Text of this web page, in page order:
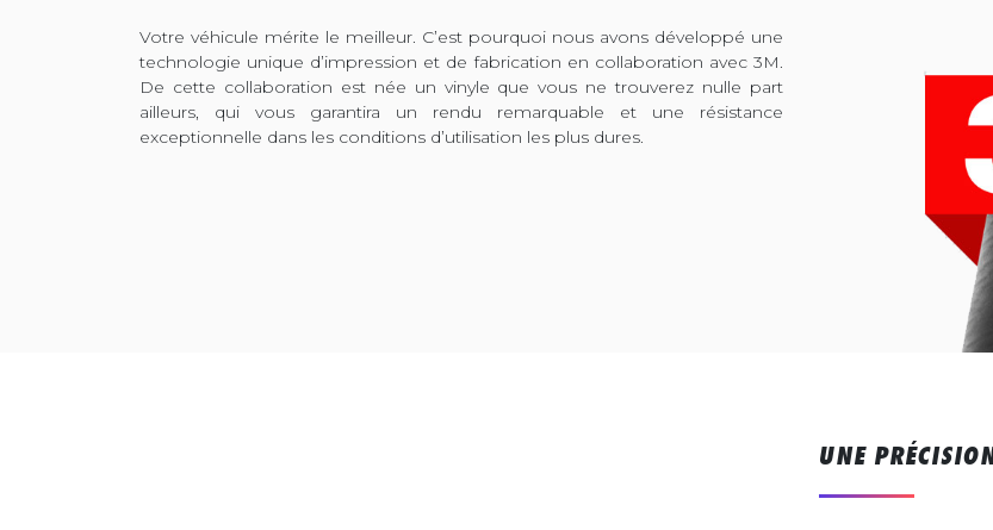
Votre véhicule mérite le meilleur. C’est pourquoi nous avons développé une
technologie unique d’impression et de fabrication en collaboration avec 3M.
De cette collaboration est née un vinyle que vous ne trouverez nulle part
ailleurs, qui vous garantira un rendu remarquable et une résistance
exceptionnelle dans les conditions d’utilisation les plus dures.
UNE